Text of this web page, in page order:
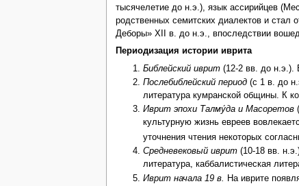
тысячелетие до н.э.), язык ассирийцев
родственных семитских диалектов и стал
Деборы» XII в. до н.э., впоследствии
Периодизация истории иврита
Библейский иврит (12-2 вв. до н.э.).
Послебиблейский период (с 1 в. до
литература кумранской общины. К
Иврит эпохи Талму́да и Масоретов
культурную жизнь евреев
уточнения чтения некоторых
Средневековый иврит (10-18 вв.
литература, каббалистическая
Иврит начала 19 в.
На иврите